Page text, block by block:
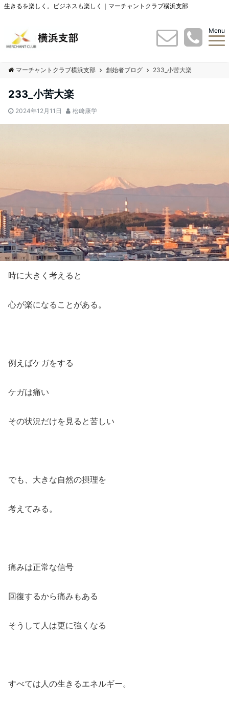
生きるを楽しく。ビジネスも楽しく｜マーチャントクラブ横浜支部
Menu
マーチャントクラブ横浜支部 創始者ブログ 233_小苦大楽
233_小苦大楽
2024年12月11日 松﨑康学
時に大きく考えると
心が楽になることがある。
例えばケガをする
ケガは痛い
その状況だけを見ると苦しい
でも、大きな自然の摂理を
考えてみる。
痛みは正常な信号
回復するから痛みもある
そうして人は更に強くなる
すべては人の生きるエネルギー。